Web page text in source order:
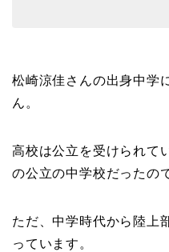
松崎涼佳さんの出身中学
ん。
高校は公立を受けられて
の公立の中学校だったの
ただ、中学時代から陸上
っています。